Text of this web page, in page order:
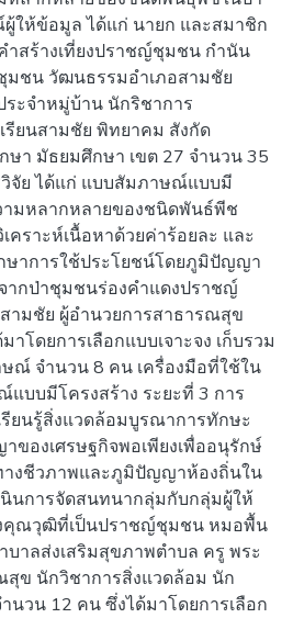
ให้ข้อมูล ได้แก่ นายก และสมาชิก
ำสร้างเที่ยงปราชญ์ชุมชน กำนัน
มชน วัฒนธรรมอำเภอสามชัย
ะจำหมู่บ้าน นักริชาการ
รียนสามชัย พิทยาคม สังกัด
ษา มัธยมศึกษา เขต 27 จำนวน 35
จัย ได้แก่ แบบสัมภาษณ์แบบมี
ามหลากหลายของชนิดพันธ์พีช
คราะห์เนื้อหาด้วยค่าร้อยละ และ
ษาการใช้ประโยชน์โดยภูมิปัญญา
กป่าชุมชนร่องคำแดงปราชญ์
ามชัย ผู้อำนวยการสาธารณสุข
าโดยการเลือกแบบเจาะจง เก็บรวม
ณ์ จำนวน 8 คน เครื่องมือที่ใช้ใน
บบมีโครงสร้าง ระยะที่ 3 การ
ยนรู้สิ่งแวดล้อมบูรณาการทักษะ
องเศรษฐกิจพอเพียงเพื่ออนุรักษ์
งชีวภาพและภูมิปัญญาห้องถิ่นใน
นการจัดสนทนากลุ่มกับกลุ่มผู้ให้
คุณวุฒิที่เป็นปราชญ์ชุมชน หมอพื้น
บาลส่งเสริมสุขภาพตำบล ครู พระ
ข นักวิชาการสิ่งแวดล้อม นัก
นวน 12 คน ซึ่งได้มาโดยการเลือก